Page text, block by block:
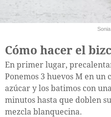
Cómo hacer el
En primer lugar,
Ponemos 3 huevos M en un
azúcar y los batimos con
minutos hasta que doblen
mezcla blanquecina.